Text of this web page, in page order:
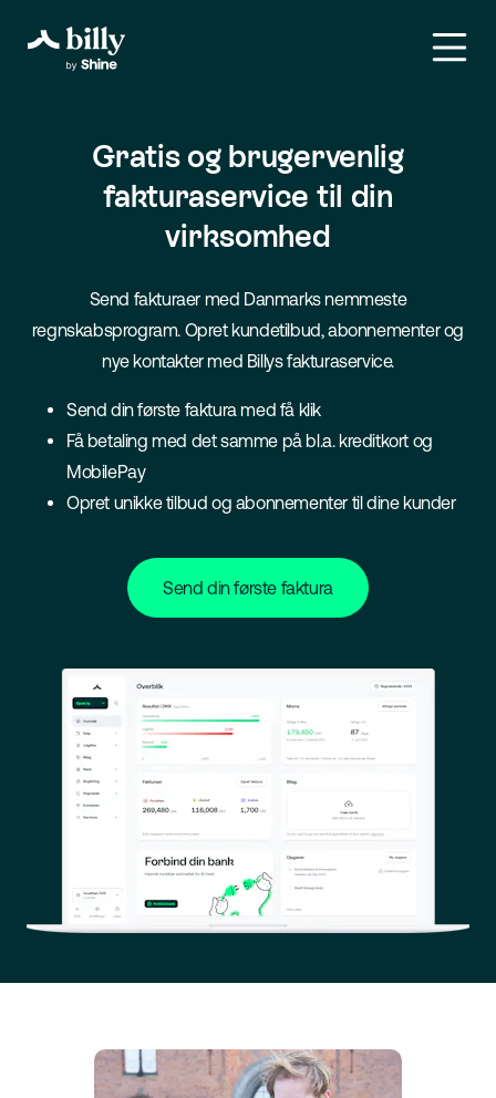
Gratis og brugervenlig
fakturaservice til din
virksomhed
Send fakturaer med Danmarks nemmeste
regnskabsprogram. Opret kundetilbud, abonnementer og
nye kontakter med Billys fakturaservice.
Send din første faktura med få klik
Få betaling med det samme på bl.a. kreditkort og
MobilePay
Opret unikke tilbud og abonnementer til dine kunder
Send din første faktura